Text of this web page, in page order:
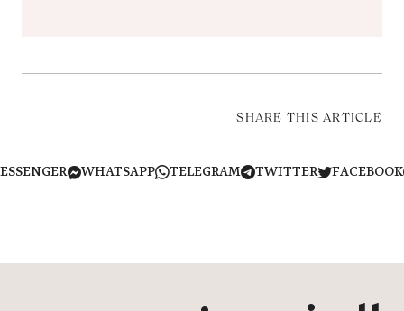
SHARE THIS ARTICLE
TWITTER
TELEGRAM
WHATSAPP
MESSENGER